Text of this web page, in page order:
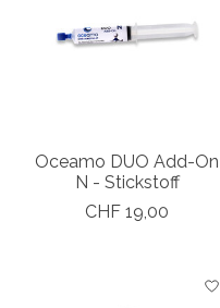
Oceamo DUO Add-On
N - Stickstoff
CHF 19,00